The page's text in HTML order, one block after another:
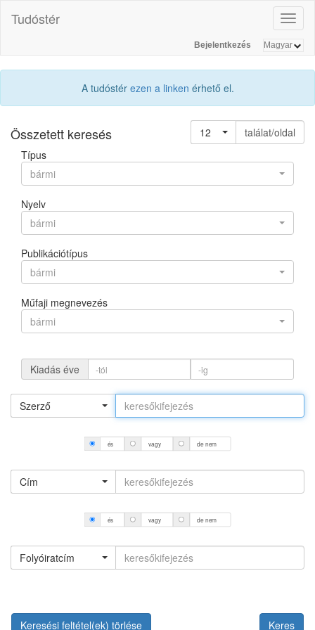
Tudóstér
Bejelentkezés
A tudóstér ezen a linken érhető el.
Összetett keresés 12
találat/oldal
Típus
bármi
Nyelv
bármi
Publikációtípus
bármi
Műfaji megnevezés
bármi
Kiadás éve
Szerző
és vagy de nem
Cím
és vagy de nem
Folyóiratcím
Keresési feltétel(ek) törlése